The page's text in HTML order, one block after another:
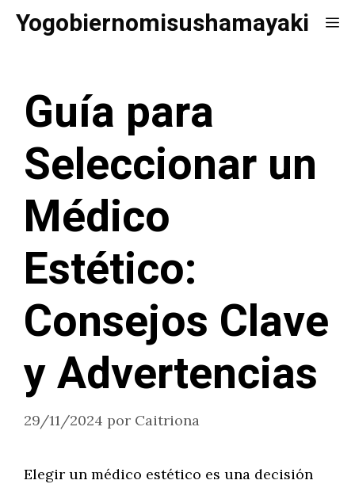
SaltarYogobiernomisushamayaki
Guía para
Seleccionar un
Médico
Estético:
Consejos Clave
y Advertencias
29/11/2024 por Caitriona
Elegir un médico estético es una decisión